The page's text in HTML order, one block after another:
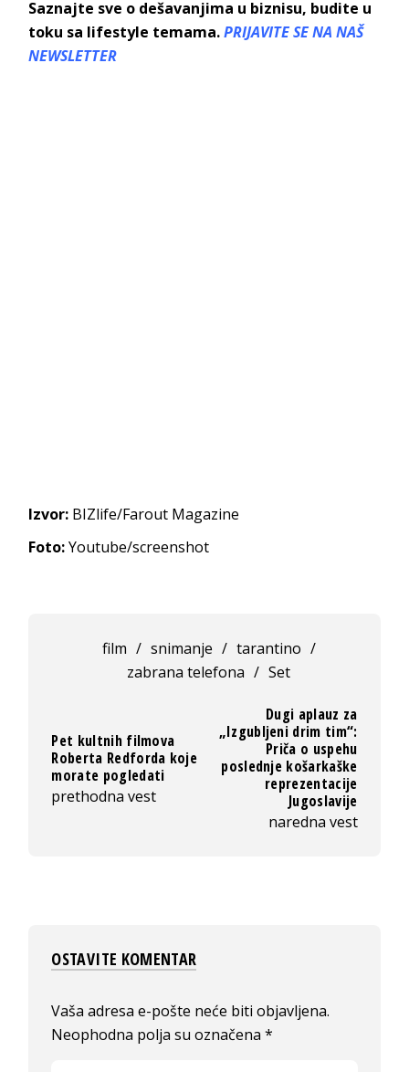
Saznajte sve o dešavanjima u biznisu, budite u
toku sa lifestyle temama.PRIJAVITE SE NA NAŠ
NEWSLETTER
Izvor: BIZlife/Farout Magazine
Foto:Youtube/screenshot
film / snimanje / tarantino /
zabrana telefona / Set
Pet kultnih filmova
Roberta Redforda koje
morate pogledati
prethodna vest
Dugi aplauz za
„Izgubljeni drim tim“:
Priča o uspehu
poslednje košarkaške
reprezentacije
Jugoslavije
naredna vest
OSTAVITE KOMENTAR
Vaša adresa e-pošte neće biti objavljena.
Neophodna polja su označena*